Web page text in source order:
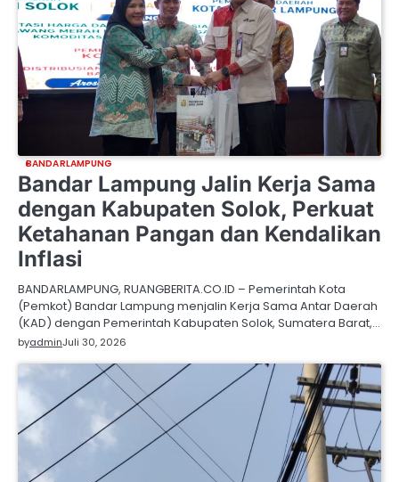
BANDARLAMPUNG
Bandar Lampung Jalin Kerja Sama
dengan Kabupaten Solok, Perkuat
Ketahanan Pangan dan Kendalikan
Inflasi
BANDARLAMPUNG, RUANGBERITA.CO.ID – Pemerintah Kota
(Pemkot) Bandar Lampung menjalin Kerja Sama Antar Daerah
(KAD) dengan Pemerintah Kabupaten Solok, Sumatera Barat,…
byadminJuli 30, 2026